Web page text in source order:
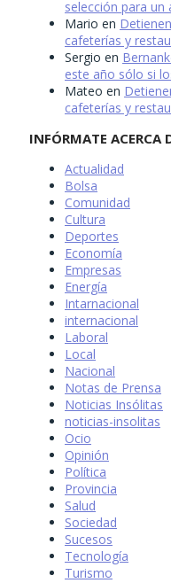
selección para un
Mario en
cafeterías y
Sergio en
este año sólo si
Mateo en
cafeterías y
INFÓRMATE ACERCA
Actualidad
Bolsa
Comunidad
Cultura
Deportes
Economía
Empresas
Energía
Intarnacional
internacional
Laboral
Local
Nacional
Notas de Prensa
Noticias Insólitas
noticias-insolitas
Ocio
Opinión
Política
Provincia
Salud
Sociedad
Sucesos
Tecnología
Turismo